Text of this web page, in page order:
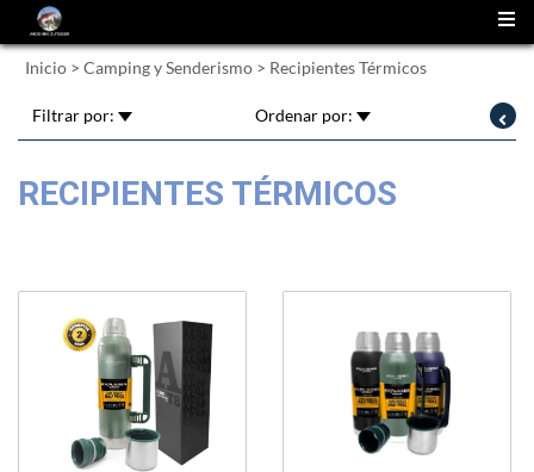
Inicio > Camping y Senderismo > Recipientes Térmicos
Filtrar por: Ordenar por:
RECIPIENTES TÉRMICOS